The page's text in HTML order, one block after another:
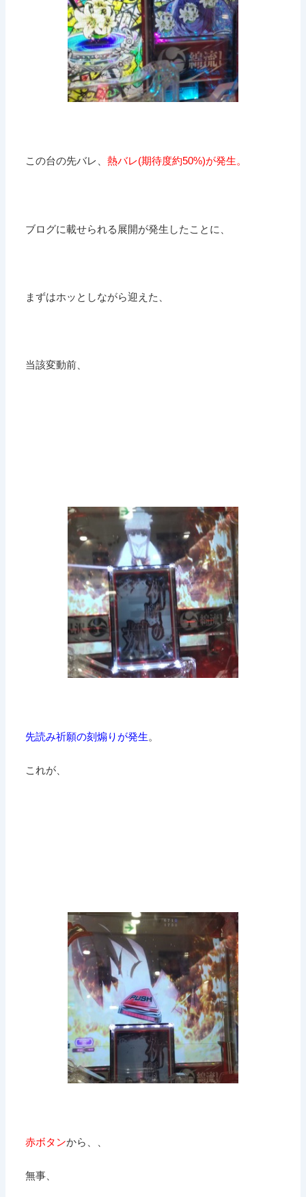
この台の先バレ、熱バレ(期待度約50%)が発生。
ブログに載せられる展開が発生したことに、
まずはホッとしながら迎えた、
当該変動前、
先読み祈願の刻煽りが発生。
これが、
赤ボタンから、、
無事、